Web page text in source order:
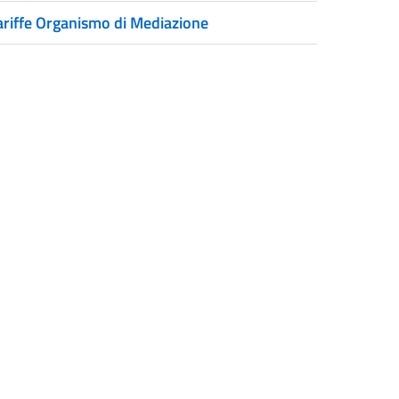
Organismo di Mediazione